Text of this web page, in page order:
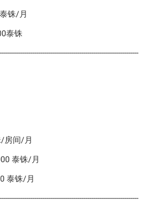
铢/月
泰铢
房间/月
泰铢/月
泰铢/月